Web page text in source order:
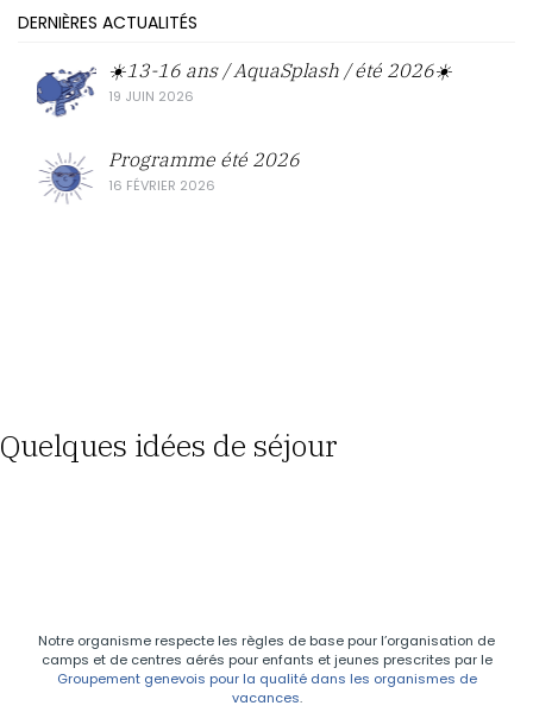
DERNIÈRES ACTUALITÉS
☀️13-16 ans / AquaSplash / été 2026☀️
19 JUIN 2026
Programme été 2026
16 FÉVRIER 2026
Quelques idées de séjour
Notre organisme respecte les règles de base pour l’organisation de
camps et de centres aérés pour enfants et jeunes prescrites par le
Groupement genevois pour la qualité dans les organismes de
vacances.